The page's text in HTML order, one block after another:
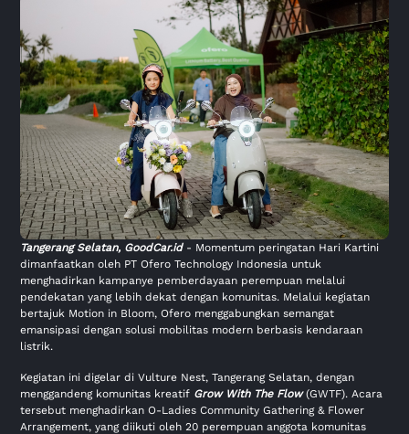
Tangerang Selatan, GoodCar.id- Momentum peringatan Hari Kartini
dimanfaatkan oleh PT Ofero Technology Indonesia untuk
menghadirkan kampanye pemberdayaan perempuan melalui
pendekatan yang lebih dekat dengan komunitas. Melalui kegiatan
bertajuk Motion in Bloom, Ofero menggabungkan semangat
emansipasi dengan solusi mobilitas modern berbasis kendaraan
listrik.
Kegiatan ini digelar di Vulture Nest, Tangerang Selatan, dengan
menggandeng komunitas kreatif Grow With The Flow(GWTF). Acara
tersebut menghadirkan O-Ladies Community Gathering & Flower
Arrangement, yang diikuti oleh 20 perempuan anggota komunitas